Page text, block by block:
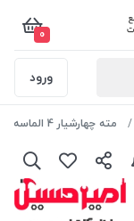
0
ورود
مته چهارشیار 4 الماسه 4 فلوت 160*6 مدل KPB-616 کنزاکس